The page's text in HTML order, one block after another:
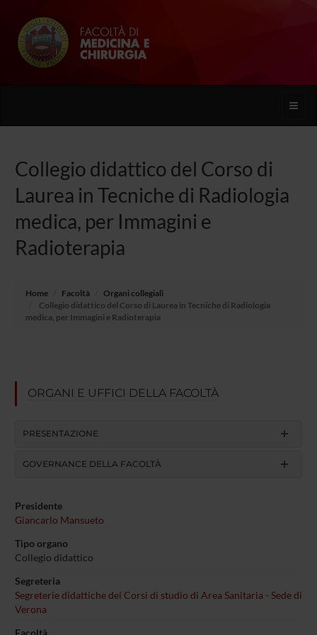
Toggle
Collegio didattico del Corso di
Laurea in Tecniche di Radiologia
medica, per Immagini e
Radioterapia
Home Facoltà
Organi collegiali
Collegio didattico del Corso di Laurea in Tecniche di Radiologia
medica, per Immagini e Radioterapia
ORGANI E UFFICI DELLA FACOLTÀ
PRESENTAZIONE
GOVERNANCE DELLA FACOLTÀ
Presidente
Giancarlo Mansueto
Tipo organo
Collegio didattico
Segreteria
Segreterie didattiche dei Corsi di studio di Area Sanitaria - Sede di
Verona
Facoltà